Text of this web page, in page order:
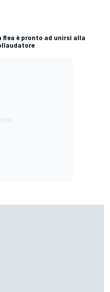
Rea è pronto ad unirsi alla